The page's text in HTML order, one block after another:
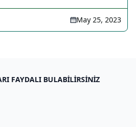
May 25, 2023
FAYDALI BULABILIRSINIZ